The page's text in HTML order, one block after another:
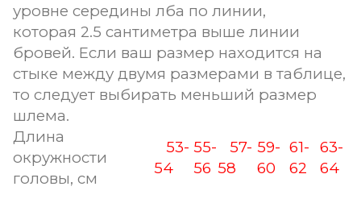
уровне середины лба по линии,
которая 2.5 сантиметра выше линии
бровей. Если ваш размер находится на
стыке между двумя размерами в таблице,
то следует выбирать меньший размер
шлема.
Длина
окружности
головы, см
53-
54
55-
56
57-
58
59-
60
61-
62
63-
64